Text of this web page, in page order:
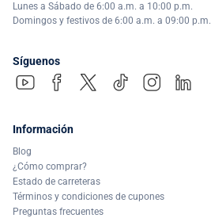
Lunes a Sábado de 6:00 a.m. a 10:00 p.m.
Domingos y festivos de 6:00 a.m. a 09:00 p.m.
Síguenos
Información
Blog
¿Cómo comprar?
Estado de carreteras
Términos y condiciones de cupones
Preguntas frecuentes